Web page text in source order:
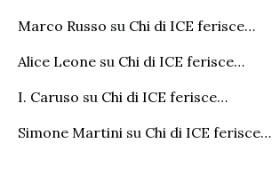
Marco Russo su Chi di ICE ferisce…
Alice Leone su Chi di ICE ferisce…
I. Caruso su Chi di ICE ferisce…
Simone Martini su Chi di ICE ferisce…